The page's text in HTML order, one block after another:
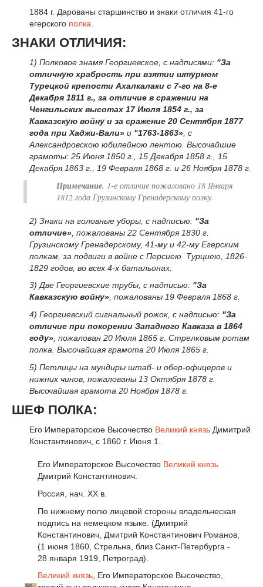
1884 г. Дарованы старшинство и знаки отличия 41-го
егерского полка
ЗНАКИ ОТЛИЧИЯ:
1) Полковое знамя Георгиевское, с надписями: "За
отличную храбрость при взятии штурмом
Турецкой крепости Ахалкалаки с 7-го на 8-е
Декабря 1811 г., за отличие в сражении на
Ченгильских высотах 17 Июля 1854 г., за
Кавказскую войну и за сражение 20 Сентября 1877
года при Хаджи-Вали» и "1763-1863» , с
Александровскою юбилейною лентою. Высочайшие
грамоты: 25 Июня 1850 г., 15 Декабря 1858 г., 15
Декабря 1863 г., 19 Февраля 1868 г. и 26 Ноября 1878 г.
Примечание. 1-е отличие пожаловано 18 Января
1812 года Грузинскому Гренадерскому полку.
2) Знаки на головные уборы, с надписью: "За
отличие» , пожалованы 22 Сентября 1830 г.
Грузинскому Гренадерскому, 41-му и 42-му Егерским
полкам, за подвиги в войне с Персиею Турциею, 1826-
1829 годов; во всех 4-х батальонах.
3) Две Георгиевские трубы, с надписью: "За
Кавказскую войну», пожалованы 19 Февраля 1868 г.
4) Георгиевский сигнальный рожок, с надписью: "За
отличие при покорении Западного Кавказа в 1864
году» , пожалован 20 Июля 1865 г. Стрелковым ротам
полка. Высочайшая грамота 20 Июля 1865 г.
5) Петлицы на мундиры штаб- и обер-офицеров и
нижних чинов, пожалованы 13 Октября 1878 г.
Высочайшая грамота 20 Ноября 1878 г.
ШЕФ ПОЛКА:
Его Императорское Высочество Великий князь Димитрий
Константинович, с 1860 г. Июня 1.
Его Императорское Высочество Великий князь
Дмитрий Константинович.
Россия, нач. XX в.
По нижнему полю лицевой стороны владельческая
подпись на немецком языке. (Дмитрий
Константинович, Дмитрий Константинович Романов,
(1 июня 1860, Стрельна, близ Санкт-Петербурга -
28 января 1919, Петроград).
Великий князь, Его Императорское Высочество,